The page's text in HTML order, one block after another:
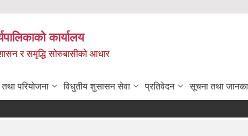
कार्यालय
र समृद्धि सोरुबासीको आधार
परियोजना विधुतीय शुसासन सेवा प्रतिवेदन सूचना तथा